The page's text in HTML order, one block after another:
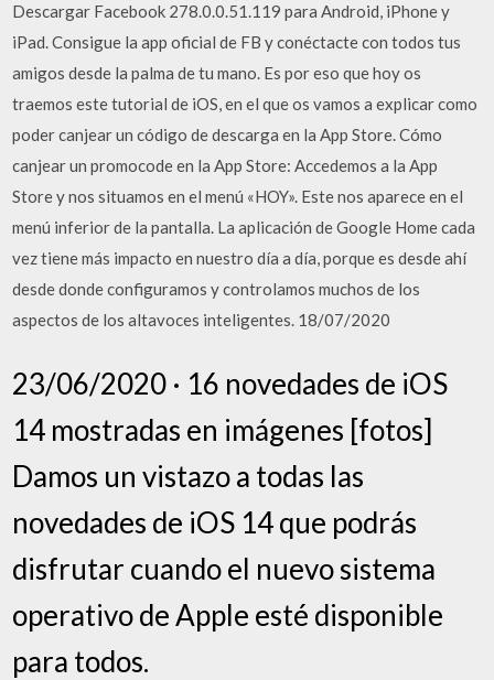
Descargar Facebook 278.0.0.51.119 para Android, iPhone y
iPad. Consigue la app oficial de FB y conéctacte con todos tus
amigos desde la palma de tu mano. Es por eso que hoy os
traemos este tutorial de iOS, en el que os vamos a explicar como
poder canjear un código de descarga en la App Store. Cómo
canjear un promocode en la App Store: Accedemos a la App
Store y nos situamos en el menú «HOY». Este nos aparece en el
menú inferior de la pantalla. La aplicación de Google Home cada
vez tiene más impacto en nuestro día a día, porque es desde ahí
desde donde configuramos y controlamos muchos de los
aspectos de los altavoces inteligentes. 18/07/2020
23/06/2020 · 16 novedades de iOS
14 mostradas en imágenes [fotos]
Damos un vistazo a todas las
novedades de iOS 14 que podrás
disfrutar cuando el nuevo sistema
operativo de Apple esté disponible
para todos.